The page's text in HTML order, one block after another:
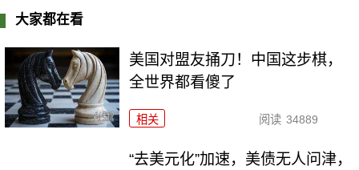
大家都在看
美国对盟友捅刀！中国这步棋，
全世界都看傻了
相关 阅读 34889
“去美元化”加速，美债无人问津，